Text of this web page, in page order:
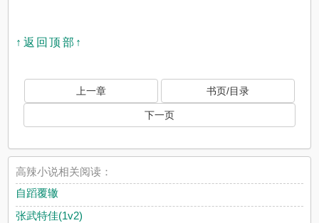
↑返回顶部↑
上一章 书页/目录
下一页
高辣小说相关阅读：
自蹈覆辙
张武特佳(1v2)